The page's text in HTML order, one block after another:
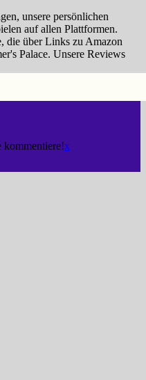
unsere persönlichen
auf allen Plattformen.
die über Links zu Amazon
Palace. Unsere Reviews
kommentiere!x